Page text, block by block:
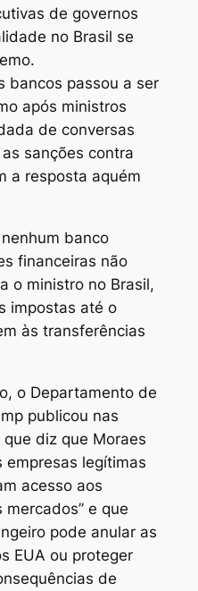
de governos
no Brasil se
bancos passou a ser
após ministros
de conversas
sanções contra
a resposta aquém
banco
financeiras não
o ministro no Brasil,
impostas até o
às transferências
o Departamento de
publicou nas
diz que Moraes
empresas legítimas
acesso aos
e que
pode anular as
EUA ou proteger
de